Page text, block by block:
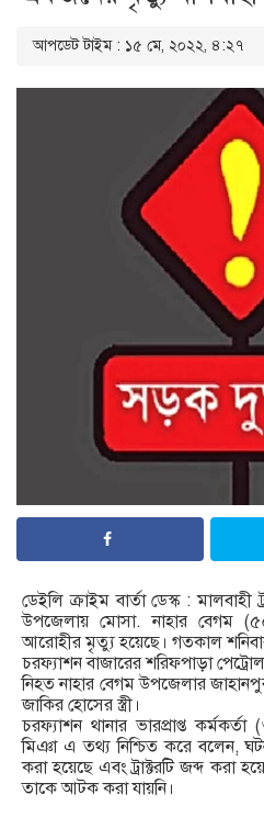
আপডেট টাইম : ১৫ মে, ২০২২, ৪:২৭
ডেইলি ক্রাইম বার্তা ডেস্ক : মালবাহী
উপজেলায় মোসা. নাহার বেগম
আরোহীর মৃত্যু হয়েছে। গতকাল
চরফ্যাশন বাজারের শরিফপাড়া
নিহত নাহার বেগম উপজেলার
জাকির হোসের স্ত্রী।
চরফ্যাশন থানার ভারপ্রাপ্ত
মিঞা এ তথ্য নিশ্চিত করে বলেন,
করা হয়েছে এবং ট্রাক্টরটি জব্দ করা
তাকে আটক করা যায়নি।